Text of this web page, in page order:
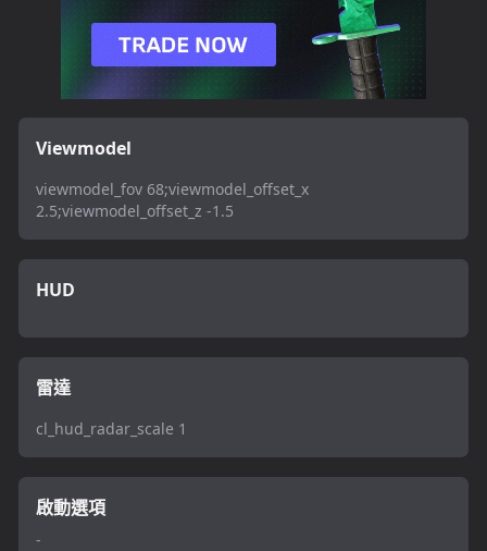
Viewmodel
viewmodel_fov 68;viewmodel_offset_x
2.5;viewmodel_offset_z -1.5
HUD
雷達
cl_hud_radar_scale 1
啟動選項
-